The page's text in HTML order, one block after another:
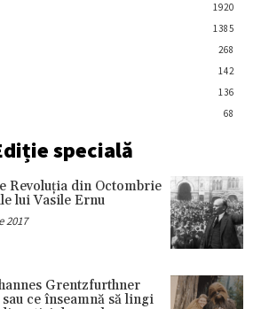
1920
1385
268
142
136
68
specială
Revoluţia din Octombrie
lui Vasile Ernu
2017
Grentzfurthner
ce înseamnă să lingi